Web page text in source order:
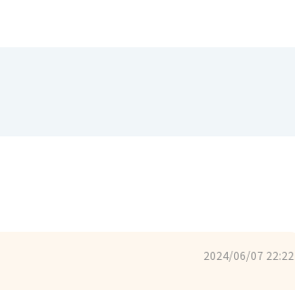
2024/06/07 22:22